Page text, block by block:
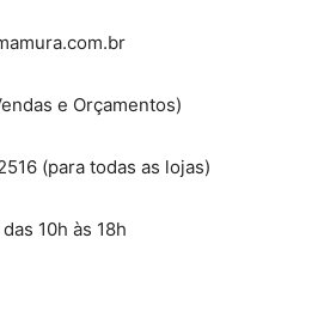
e Orçamentos)
(para todas as lojas)
10h às 18h